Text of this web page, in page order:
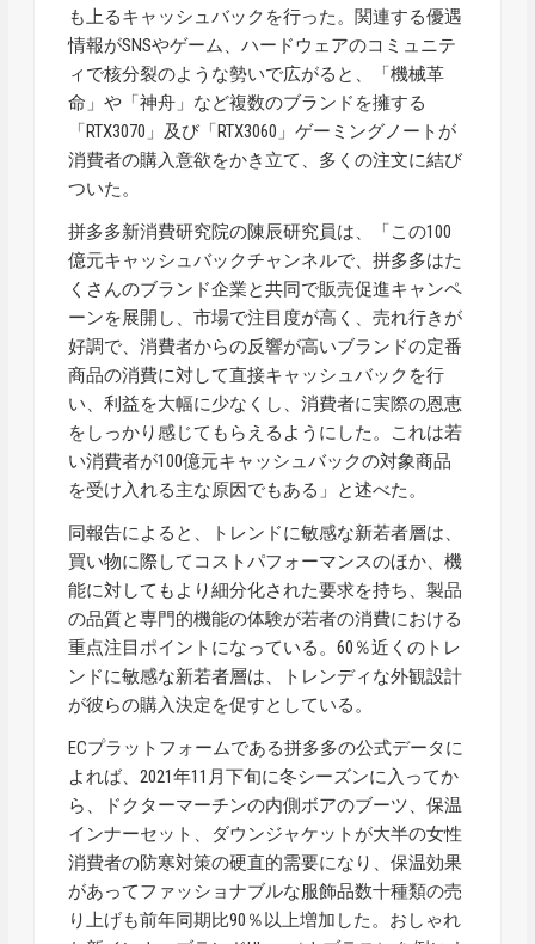
も上るキャッシュバックを行った。関連する優遇
情報がSNSやゲーム、ハードウェアのコミュニテ
ィで核分裂のような勢いで広がると、「機械革
命」や「神舟」など複数のブランドを擁する
「RTX3070」及び「RTX3060」ゲーミングノートが
消費者の購入意欲をかき立て、多くの注文に結び
ついた。
拼多多新消費研究院の陳辰研究員は、「この100
億元キャッシュバックチャンネルで、拼多多はた
くさんのブランド企業と共同で販売促進キャンペ
ーンを展開し、市場で注目度が高く、売れ行きが
好調で、消費者からの反響が高いブランドの定番
商品の消費に対して直接キャッシュバックを行
い、利益を大幅に少なくし、消費者に実際の恩恵
をしっかり感じてもらえるようにした。これは若
い消費者が100億元キャッシュバックの対象商品
を受け入れる主な原因でもある」と述べた。
同報告によると、トレンドに敏感な新若者層は、
買い物に際してコストパフォーマンスのほか、機
能に対してもより細分化された要求を持ち、製品
の品質と専門的機能の体験が若者の消費における
重点注目ポイントになっている。60％近くのトレ
ンドに敏感な新若者層は、トレンディな外観設計
が彼らの購入決定を促すとしている。
ECプラットフォームである拼多多の公式データに
よれば、2021年11月下旬に冬シーズンに入ってか
ら、ドクターマーチンの内側ボアのブーツ、保温
インナーセット、ダウンジャケットが大半の女性
消費者の防寒対策の硬直的需要になり、保温効果
があってファッショナブルな服飾品数十種類の売
り上げも前年同期比90％以上増加した。おしゃれ